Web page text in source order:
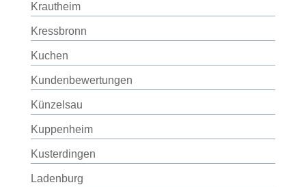
Krautheim
Kressbronn
Kuchen
Kundenbewertungen
Künzelsau
Kuppenheim
Kusterdingen
Ladenburg